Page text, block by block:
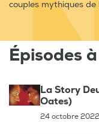
couples mythiques
Épisodes
La Story
Oates)
24 octobre 2022